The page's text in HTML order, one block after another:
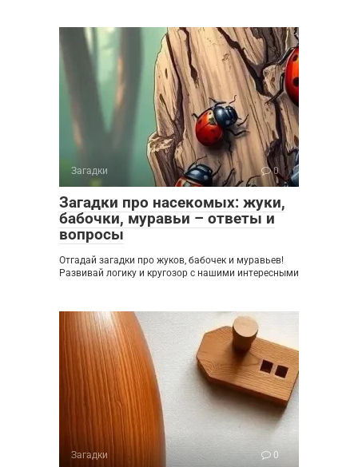
Загадки 0
Загадки про насекомых: жуки,
бабочки, муравьи – ответы и
вопросы
Отгадай загадки про жуков, бабочек и муравьев!
Развивай логику и кругозор с нашими интересными
Загадки 0